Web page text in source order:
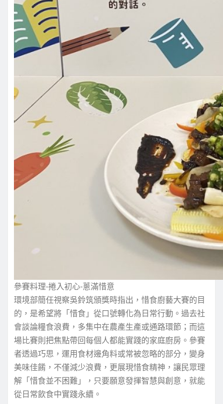
參賽料理-捲入初心-蔥滿惜意
環境部簡任視察吳鈴筑頒獎時指出，惜食廚藝大賽的目
的，是希望將「惜食」從口號轉化為日常行動。過去社
會談論糧食浪費，多集中在農產生產或通路環節；而這
場比賽則把焦點帶回每個人都能實踐的家庭廚房。參賽
者透過巧思，運用食材邊角料或常被忽略的部分，變身
美味佳餚，不僅減少浪費，更展現惜食精神，讓民眾理
解「惜食並不困難」，只要願意發揮智慧與創意，就能
從日常飲食中實踐永續。